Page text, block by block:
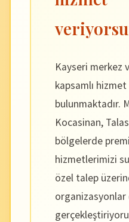
Kayseri merkez
kapsamlı hizmet
bulunmaktadır.
Kocasinan,
bölgelerde
hizmetlerimizi
özel talep
organizasyonlar